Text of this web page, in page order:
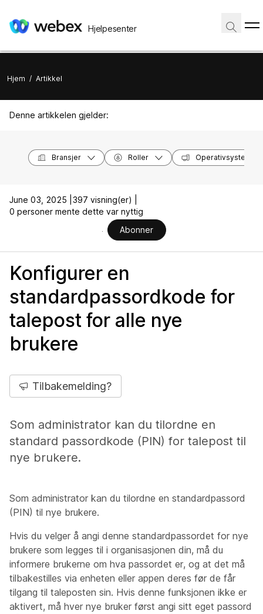
Hjelpesenter
Hjem / Artikkel
Denne artikkelen gjelder:
Bransjer Roller Operativsystemer
June 03, 2025 | 397 visning(er) |
0 personer mente dette var nyttig
Abonner
Konfigurer en
standardpassordkode for
talepost for alle nye
brukere
Tilbakemelding?
Som administrator kan du tilordne en
standard passordkode (PIN) for talepost til
nye brukere.
Som administrator kan du tilordne en standardpassord
(PIN) til nye brukere.
Hvis du velger å angi denne standardpassordet for nye
brukere som legges til i organisasjonen din, må du
informere brukerne om hva passordet er, og at det må
tilbakestilles via enheten eller appen deres før de får
tilgang til taleposten sin. Hvis denne funksjonen ikke er
aktivert, må hver nye bruker først angi sitt eget passord